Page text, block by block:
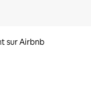
sur Airbnb